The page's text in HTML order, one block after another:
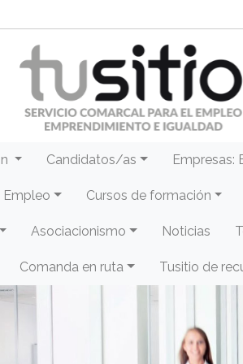
Candidatos/as Empresas:
Empleo Cursos de formación
Asociacionismo Noticias
Comanda en ruta Tusitio de